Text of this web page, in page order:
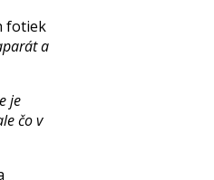
fotiek
a
je
čo v